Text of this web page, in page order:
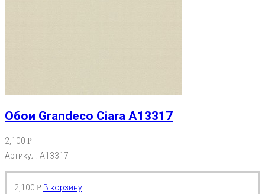
Обои Grandeco Ciara A13317
2,100 Р
Артикул: A13317
2,100 Р В корзину